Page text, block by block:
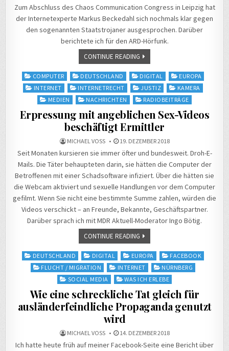
Zum Abschluss des Chaos Communication Congress in Leipzig hat
der Internetexperte Markus Beckedahl sich nochmals klar gegen
den sogenannten Staatstrojaner ausgesprochen. Darüber
berichtete ich für den ARD-Hörfunk.
CONTINUE READING
Posted
in
COMPUTER DEUTSCHLAND DIGITAL
EUROPA
INTERNET
INTERNETRECHT JUSTIZ
KAMERA
MEDIEN
NACHRICHTEN RADIOBEITRÄGE
Erpressung mit angeblichen Sex-Videos
beschäftigt Ermittler
MICHAEL VOSS 19. DEZEMBER 2018
Seit Monaten kursieren sie immer öfter und bundesweit. Droh-E-
Mails. Die Täter behaupteten darin, sie hätten die Computer der
Betroffenen mit einer Schadsoftware infiziert. Über die hätten sie
die Webcam aktiviert und sexuelle Handlungen vor dem Computer
gefilmt. Wenn Sie nicht eine bestimmte Summe zahlen, würden die
Videos verschickt – an Freunde, Bekannte, Geschäftspartner.
Darüber sprach ich mit MDR Aktuell-Moderator Ingo Bötig.
CONTINUE READING
PostedDEUTSCHLAND DIGITAL EUROPA
FACEBOOK
FLUCHT / MIGRATION
INTERNET
NÜRNBERG
SOCIAL MEDIA
WAS ICH ERLEBE
Wie eine schreckliche Tat gleich für
ausländerfeindliche Propaganda genutzt
wird
MICHAEL VOSS 14. DEZEMBER 2018
Ich hatte heute früh auf meiner Facebook-Seite eine Bericht über